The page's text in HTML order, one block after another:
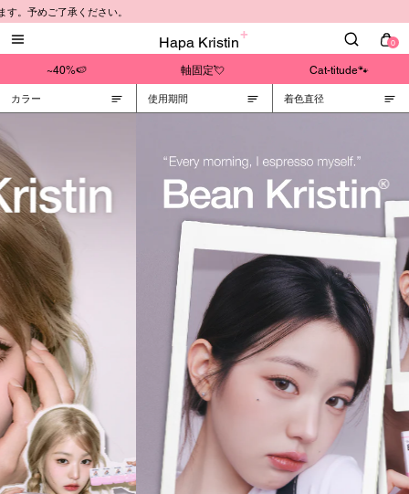
Hapa Kristin 0
~40%🍉 軸固定💘 Cat-titude🐾
。予めご了承ください。
カラー 使用期間 着色直径